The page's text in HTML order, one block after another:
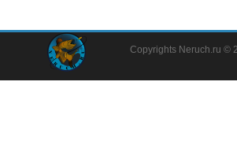
Copyrights Neruch.ru ©